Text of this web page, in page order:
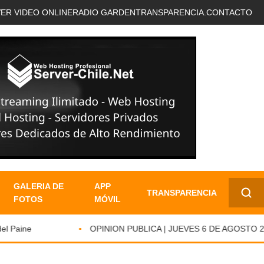
VIDEO ONLINERADIO GARDENTRANSPARENCIA. CONTACTO
GALERIA DE
FOTOS
APP
MÓVIL
TRANSPARENCIA
✕
OPINION PUBLICA | JUEVES 6 DE AGOSTO